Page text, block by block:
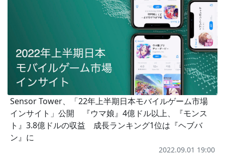
Sensor Tower、「22年上半期日本モバイルゲーム市場
インサイト」公開 『ウマ娘』4億ドル以上、『モンス
ト』3.8億ドルの収益 成長ランキング1位は『ヘブバ
ン』に
2022.09.01 19:00